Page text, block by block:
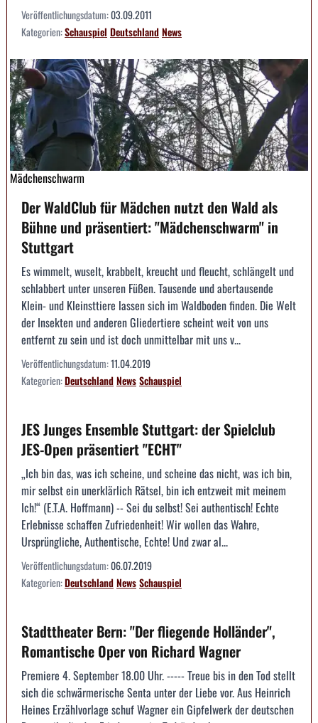
Veröffentlichungsdatum:03.09.2011
Kategorien:Schauspiel DeutschlandNews
Mädchenschwarm
Der WaldClub für Mädchen nutzt den Wald als
Bühne und präsentiert: "Mädchenschwarm" in
Stuttgart
Es wimmelt, wuselt, krabbelt, kreucht und fleucht, schlängelt und
schlabbert unter unseren Füßen. Tausende und abertausende
Klein- und Kleinsttiere lassen sich im Waldboden finden. Die Welt
der Insekten und anderen Gliedertiere scheint weit von uns
entfernt zu sein und ist doch unmittelbar mit uns v...
Veröffentlichungsdatum:11.04.2019
Kategorien:DeutschlandNewsSchauspiel
JES Junges Ensemble Stuttgart: der Spielclub
JES-Open präsentiert "ECHT"
„Ich bin das, was ich scheine, und scheine das nicht, was ich bin,
mir selbst ein unerklärlich Rätsel, bin ich entzweit mit meinem
Ich!“ (E.T.A. Hoffmann) -- Sei du selbst! Sei authentisch! Echte
Erlebnisse schaffen Zufriedenheit! Wir wollen das Wahre,
Ursprüngliche, Authentische, Echte! Und zwar al...
Veröffentlichungsdatum:06.07.2019
Kategorien:DeutschlandNewsSchauspiel
Stadttheater Bern: "Der fliegende Holländer",
Romantische Oper von Richard Wagner
Premiere 4. September 18.00 Uhr. ----- Treue bis in den Tod stellt
sich die schwärmerische Senta unter der Liebe vor. Aus Heinrich
Heines Erzählvorlage schuf Wagner ein Gipfelwerk der deutschen